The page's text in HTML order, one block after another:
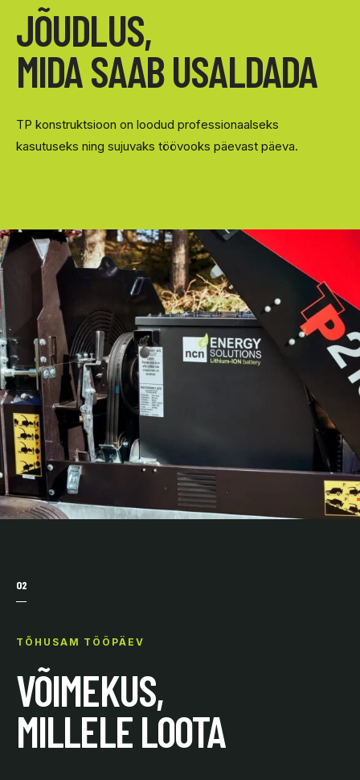
JÕUDLUS,
MIDA SAAB USALDADA
TP konstruktsioon on loodud professionaalseks
kasutuseks ning sujuvaks töövooks päevast päeva.
02
TÕHUSAM TÖÖPÄEV
VÕIMEKUS,
MILLELE LOOTA